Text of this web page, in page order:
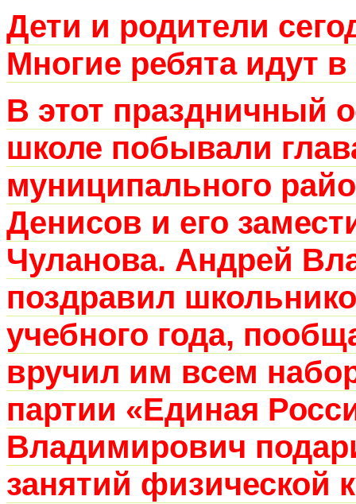
Дети и родители
Многие ребята идут
В этот праздничный
школе побывали
муниципального
Денисов и его
Чуланова. Андрей
поздравил
учебного года,
вручил им всем
партии «Единая
Владимирович
занятий физической